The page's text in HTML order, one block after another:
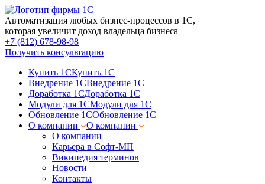
Автоматизация любых бизнес-процессов в 1С,
которая увеличит доход владельца бизнеса
+7 (812) 678-98-98
Получить консультацию
Купить 1СКупить 1С
Внедрение 1СВнедрение 1С
Доработка 1СДоработка 1С
Модули для 1СМодули для 1С
Обновление 1СОбновление 1С
О компании
О компании
О компании
Карьера в Софт-МП
Википедия терминов
Новости
Контакты